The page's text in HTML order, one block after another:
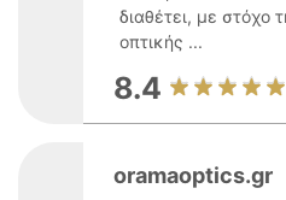
διαθέτει, με στόχο
οπτικής ...
8.4
oramaoptics.gr